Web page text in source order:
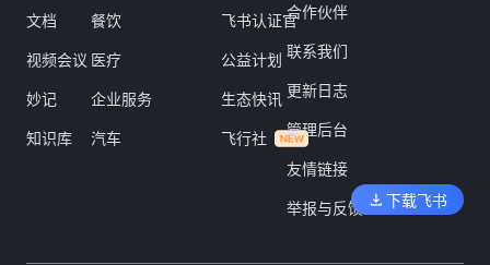
文档
视频会议
妙记
知识库
餐饮
医疗
企业服务
汽车
飞书认证官
公益计划
生态快讯
飞行社
合作伙伴
联系我们
更新日志
管理后台
友情链接
举报与反馈 下载飞书